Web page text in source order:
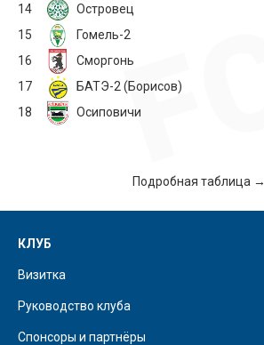
14
Островец
15
Гомель-2
16
Сморгонь
17
БАТЭ-2 (Борисов)
18
Осиповичи
Подробная таблица →
КЛУБ
Визитка
Руководство клуба
Спонсоры и партнёры